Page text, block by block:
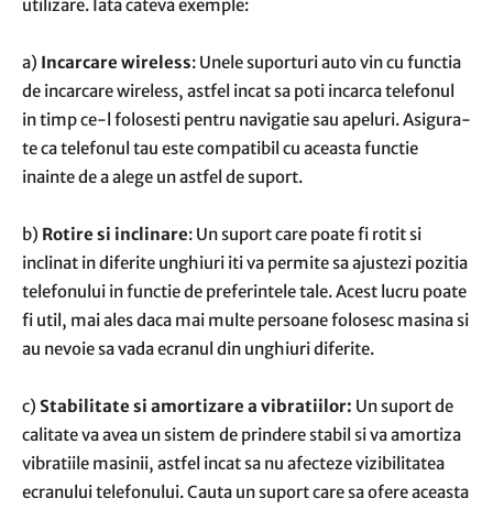
utilizare. Iata cateva exemple:
a) Incarcare wireless: Unele suporturi auto vin cu functia
de incarcare wireless, astfel incat sa poti incarca telefonul
in timp ce-l folosesti pentru navigatie sau apeluri. Asigura-
te ca telefonul tau este compatibil cu aceasta functie
inainte de a alege un astfel de suport.
b) Rotire si inclinare: Un suport care poate fi rotit si
inclinat in diferite unghiuri iti va permite sa ajustezi pozitia
telefonului in functie de preferintele tale. Acest lucru poate
fi util, mai ales daca mai multe persoane folosesc masina si
au nevoie sa vada ecranul din unghiuri diferite.
c) Stabilitate si amortizare a vibratiilor: Un suport de
calitate va avea un sistem de prindere stabil si va amortiza
vibratiile masinii, astfel incat sa nu afecteze vizibilitatea
ecranului telefonului. Cauta un suport care sa ofere aceasta